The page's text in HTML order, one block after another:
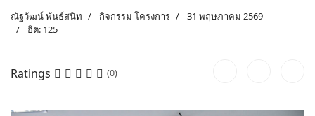
ณัฐวัฒน์ พันธ์สนิท กิจกรรม โครงการ
31 พฤษภาคม 2569
ฮิต: 125
Ratings (0)